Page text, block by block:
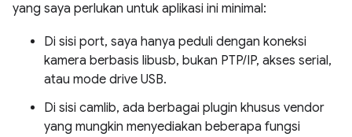
yang saya perlukan untuk aplikasi ini minimal:
Di sisi port, saya hanya peduli dengan koneksi
kamera berbasis libusb, bukan PTP/IP, akses serial,
atau mode drive USB.
Di sisi camlib, ada berbagai plugin khusus vendor
yang mungkin menyediakan beberapa fungsi